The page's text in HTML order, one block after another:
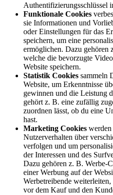
Authentifizierungsschlüssel
Funktionale Cookies
sie Informationen und
oder Einstellungen für das
speichern, um eine
ermöglichen. Dazu gehören
welche die bevorzugte
Website speichern.
Statistik Cookies sammeln
Website, um Erkenntnisse
gewinnen und die Leistung
gehört z. B. eine zufällig
zuordnen lässt, ob du eine
hast.
Marketing Cookies werden
Nutzerverhalten über
verfolgen und um
der Interessen und des
Dazu gehören z. B. Werbe-
einer Werbung auf der
Werbetreibende
vor dem Kauf und den